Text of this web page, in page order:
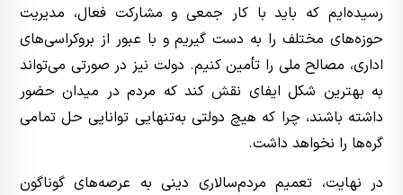
رسیده‌ایم که باید با کار جمعی و مشارکت فعال، مدیریت
حوزه‌های مختلف را به دست گیریم و با عبور از بروکراسی‌های
اداری، مصالح ملی را تأمین کنیم. دولت نیز در صورتی می‌تواند
به بهترین شکل ایفای نقش کند که مردم در میدان حضور
داشته باشند، چرا که هیچ دولتی به‌تنهایی توانایی حل تمامی
گره‌ها را نخواهد داشت.
در نهایت، تعمیم مردم‌سالاری دینی به عرصه‌های گوناگون